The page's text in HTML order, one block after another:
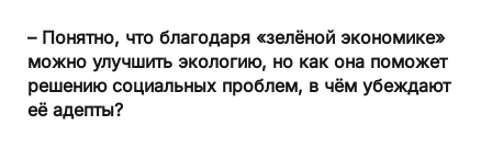
– Понятно, что благодаря «зелёной экономике»
можно улучшить экологию, но как она поможет
решению социальных проблем, в чём убеждают
её адепты?